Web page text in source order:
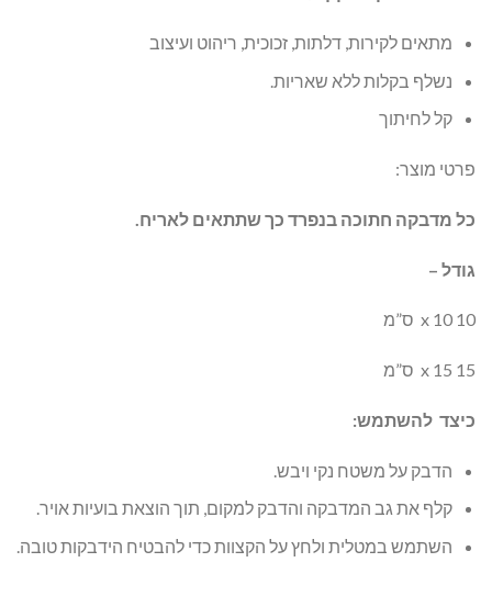
מתאים לקירות, דלתות, זכוכית, ריהוט ועיצוב
נשלף בקלות ללא שאריות.
קל לחיתוך
פרטי מוצר:
כל מדבקה חתוכה בנפרד כך שתתאים לאריח.
גודל –
10 x 10 ס”מ
15 x 15 ס”מ
כיצד להשתמש:
הדבק על משטח נקי ויבש.
קלף את גב המדבקה והדבק למקום, תוך הוצאת בועיות אויר.
השתמש במטלית ולחץ על הקצוות כדי להבטיח הידבקות טובה.